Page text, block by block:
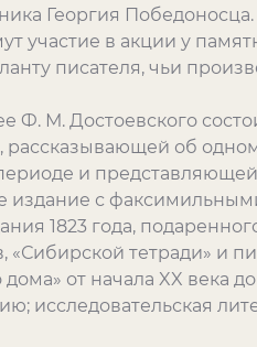
Георгия Победоносца.
участие в акции у
писателя, чьи
Ф. М. Достоевского
рассказывающей об
е и
издание с
1823 года,
, «Сибирской тетради» и
от начала XX века
исследовательская